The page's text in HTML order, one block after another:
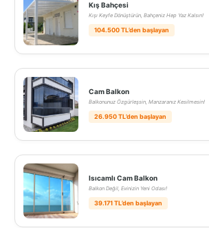
Kış Bahçesi
Kışı Keyfe Dönüştürün, Bahçeniz Hep Yaz Kalsın!
104.500 TL’den başlayan
Cam Balkon
Balkonunuz Özgürleşsin, Manzaranız Kesilmesin!
26.950 TL’den başlayan
Isıcamlı Cam Balkon
Balkon Değil, Evinizin Yeni Odası!
39.171 TL’den başlayan